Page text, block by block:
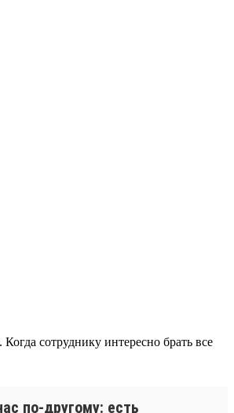
сотруднику интересно брать все
по-другому: есть